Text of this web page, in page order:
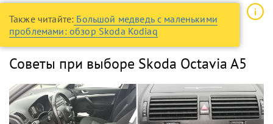
Также читайте: Большой медведь с маленькими
проблемами: обзор Skoda Kodiaq
Советы при выборе Skoda Octavia A5